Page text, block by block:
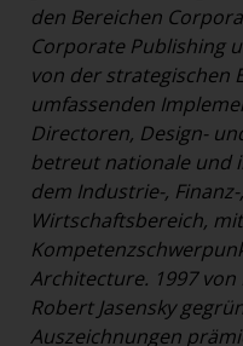
den Bereichen
Corporate Publishing
von der strategischen
umfassenden
Directoren, Design-
betreut nationale und
dem Industrie-,
Wirtschaftsbereich,
Architecture. 1997
Robert Jasensky
Auszeichnungen